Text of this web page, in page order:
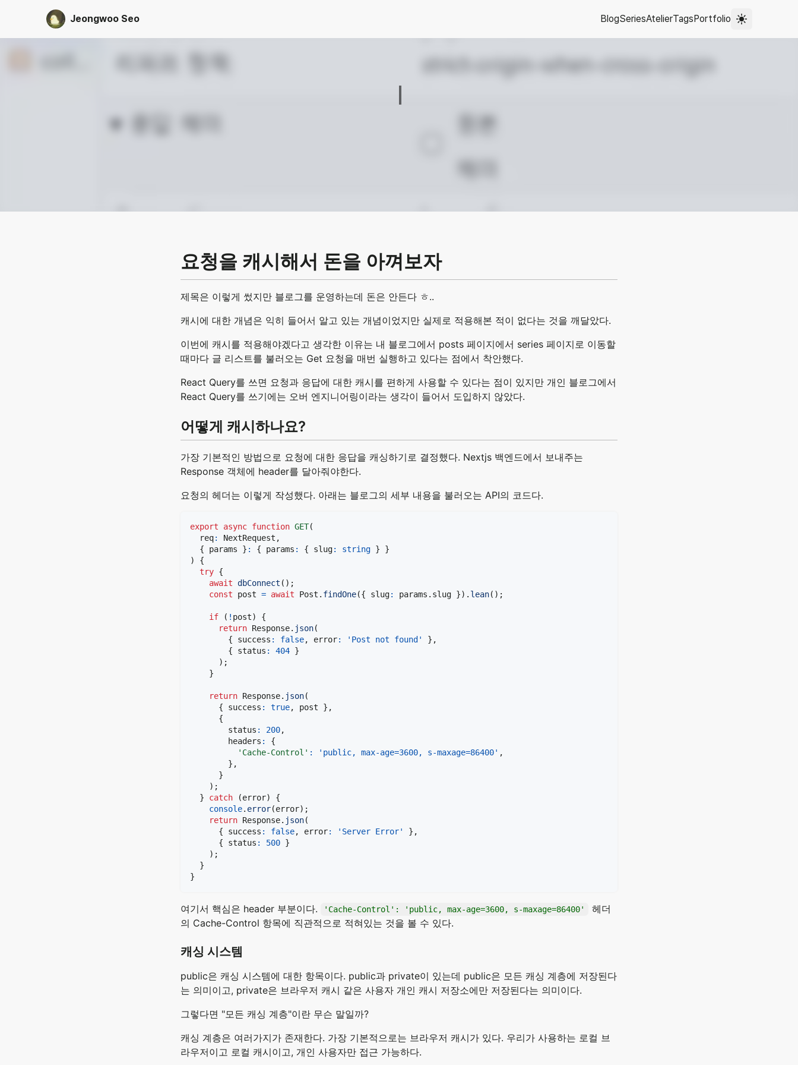
Jeongwoo Seo BlogSeriesAtelierTagsPortfolio
요청을 캐시해서 돈을 아껴보자
제목은 이렇게 썼지만 블로그를 운영하는데 돈은 안든다 ㅎ..
캐시에 대한 개념은 익히 들어서 알고 있는 개념이었지만 실제로 적용해본 적이 없다는 것을 깨달았다.
이번에 캐시를 적용해야겠다고 생각한 이유는 내 블로그에서 posts 페이지에서 series 페이지로 이동할
때마다 글 리스트를 불러오는 Get 요청을 매번 실행하고 있다는 점에서 착안했다.
React Query를 쓰면 요청과 응답에 대한 캐시를 편하게 사용할 수 있다는 점이 있지만 개인 블로그에서
React Query를 쓰기에는 오버 엔지니어링이라는 생각이 들어서 도입하지 않았다.
어떻게 캐시하나요?
가장 기본적인 방법으로 요청에 대한 응답을 캐싱하기로 결정했다. Nextjs 백엔드에서 보내주는
Response 객체에 header를 달아줘야한다.
요청의 헤더는 이렇게 작성했다. 아래는 블로그의 세부 내용을 불러오는 API의 코드다.
export async function GET(
  req
: NextRequest ,
{ params } : { params : { slug: string }
}
)
{
try {
await dbConnect ( ) ;
const post = await Post . findOne({ slug: params . slug }) . lean( ) ;
if ( ! post)
{
return Response. json(
{ success : false, error: 'Post not found' } ,
{ status : 404 }
) ;
}
return Response. json(
{ success : true, post } ,
{
        status
: 200,
        headers
:
{
'Cache-Control' : 'public, max-age=3600, s-maxage=86400' ,
} ,
}
) ;
}
catch (error)
{
console. error(error) ;
return Response. json(
{ success : false, error: 'Server Error' } ,
{ status : 500 }
) ;
}
}
여기서 핵심은 header 부분이다. 'Cache-Control': 'public, max-age=3600, s-maxage=86400'
헤더
의 Cache-Control 항목에 직관적으로 적혀있는 것을 볼 수 있다.
캐싱 시스템
public은 캐싱 시스템에 대한 항목이다. public과 private이 있는데 public은 모든 캐싱 계층에 저장된다
는 의미이고, private은 브라우저 캐시 같은 사용자 개인 캐시 저장소에만 저장된다는 의미이다.
그렇다면 "모든 캐싱 계층"이란 무슨 말일까?
캐싱 계층은 여러가지가 존재한다. 가장 기본적으로는 브라우저 캐시가 있다. 우리가 사용하는 로컬 브
라우저이고 로컬 캐시이고, 개인 사용자만 접근 가능하다.